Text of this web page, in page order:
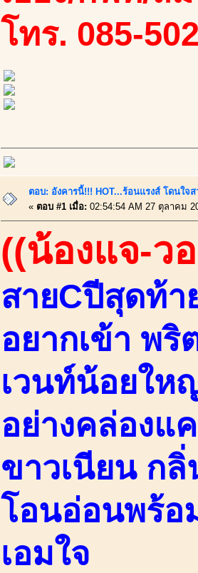
โทร. 085-
ตอบ: อังคารนี้!!! HOT...ร้อนแรงส์ โดนใจ
« ตอบ #1 เมื่อ: 02:54:54 AM 27 ตุลาคม
((น้องแจ-ว
สายCปีสุดท้
อยากเข้า พริ
เวนท์น้อยให
อย่างคล่องแ
ขาวเนียน กลิ่
โอนอ่อนพร้อ
เอมใจ